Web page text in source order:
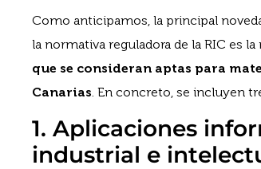
Como anticipamos, la principal
la normativa reguladora de la RIC es
que se consideran aptas para
Canarias . En concreto, se incluyen
1. Aplicaciones
industrial e